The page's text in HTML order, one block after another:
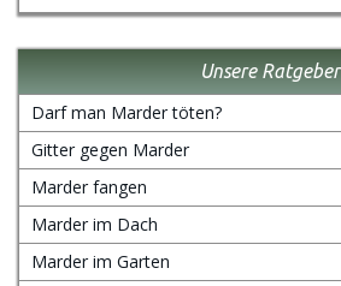
Unsere Ratgeber
Darf man Marder töten?
Gitter gegen Marder
Marder fangen
Marder im Dach
Marder im Garten